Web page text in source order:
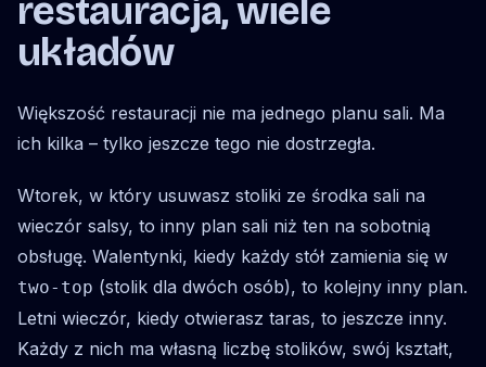
restauracja, wiele
układów
Większość restauracji nie ma jednego planu sali. Ma
ich kilka – tylko jeszcze tego nie dostrzegła.
Wtorek, w który usuwasz stoliki ze środka sali na
wieczór salsy, to inny plan sali niż ten na sobotnią
obsługę. Walentynki, kiedy każdy stół zamienia się w
two-top (stolik dla dwóch osób), to kolejny inny plan.
Letni wieczór, kiedy otwierasz taras, to jeszcze inny.
Każdy z nich ma własną liczbę stolików, swój kształt,